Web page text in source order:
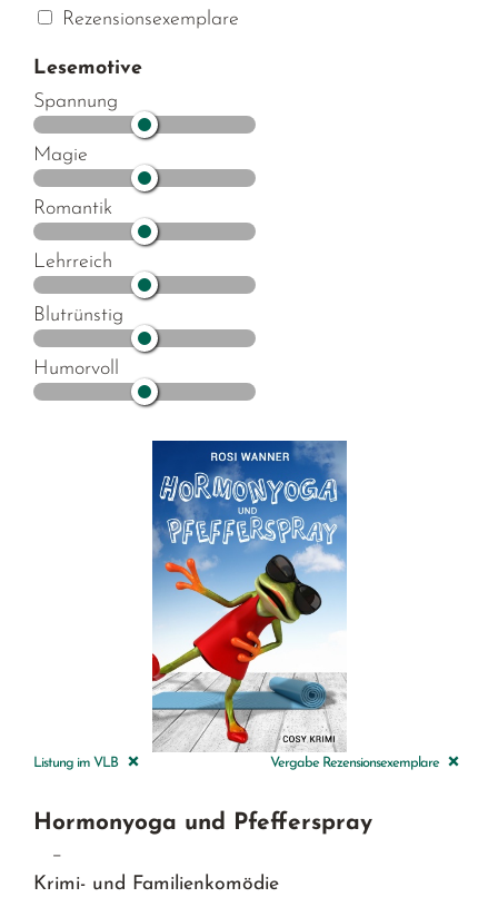
Rezensionsexemplare
Lesemotive
Spannung
Magie
Romantik
Lehrreich
Blutrünstig
Humorvoll
Listung im VLB Vergabe Rezensionsexemplare
Hormonyoga und Pfefferspray
–
Krimi- und Familienkomödie